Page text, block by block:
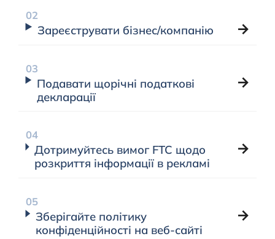
Зареєструвати бізнес/компанію
Подавати щорічні податкові
декларації
Дотримуйтесь вимог FTC щодо
розкриття інформації в рекламі
Зберігайте політику
конфіденційності на веб-сайті